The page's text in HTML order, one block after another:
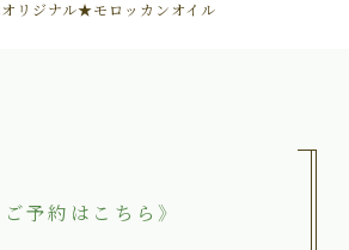
リジナル★モロッカンオイル
ご予約はこちら》